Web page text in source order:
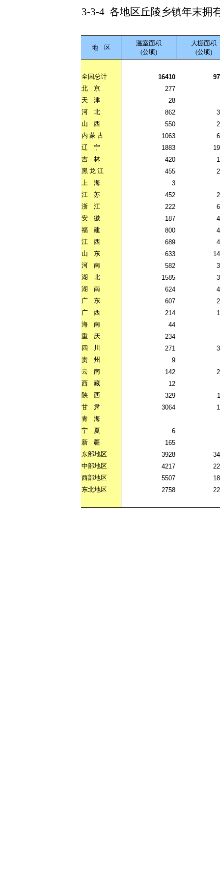
3-3-4 各地区丘陵乡镇年末拥
地 区
温室面积
(公顷)
大棚面积
(公顷)
全国总计 16410
北
京
277
天
津
28
河
北 862
山
西 550
内 蒙 古 1063
辽
宁 1883
吉
林 420
黑 龙 江 455
上
海
3
江
苏 452
浙
江 222
安
徽 187
福
建 800
江
西 689
山
东 633
河
南 582
湖
北 1585
湖
南 624
广
东 607
广
西 214
海
南
44
重
庆
234
四
川 271
贵
州
9
云
南 142
西
藏
12
陕
西 329
甘
肃 3064
青
海
宁
夏
6
新
疆
165
东部地区
3928
中部地区
4217
西部地区
5507
东北地区
2758